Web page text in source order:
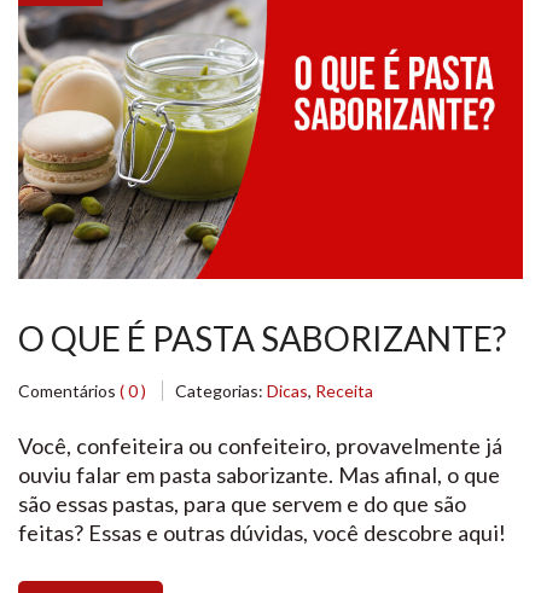
O QUE É PASTA SABORIZANTE?
Comentários ( 0 ) Categorias: Dicas, Receita
Você, confeiteira ou confeiteiro, provavelmente já
ouviu falar em pasta saborizante. Mas afinal, o que
são essas pastas, para que servem e do que são
feitas? Essas e outras dúvidas, você descobre aqui!